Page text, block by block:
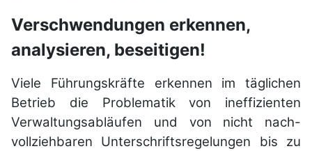
Verschwendungen erkennen,
analysieren, beseitigen!
Viele Führungskräfte erkennen im täglichen
Betrieb die Problematik von ineffizienten
Verwaltungsabläufen und von nicht nach-
vollziehbaren Unterschriftsregelungen bis zu